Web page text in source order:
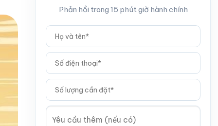
Phản hồi trong 15 phút giờ hành chính